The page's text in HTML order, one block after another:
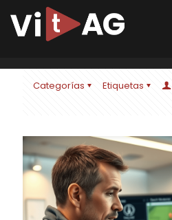
Categorías Etiquetas